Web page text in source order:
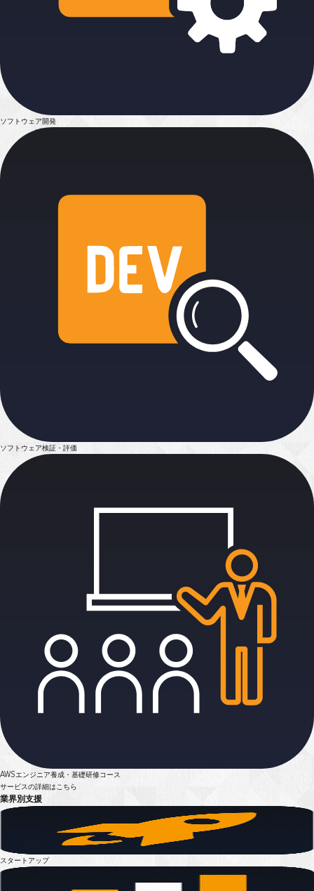
ソフトウェア開発
ソフトウェア検証・評価
AWSエンジニア養成・基礎研修コース
サービスの詳細はこちら
業界別支援
スタートアップ